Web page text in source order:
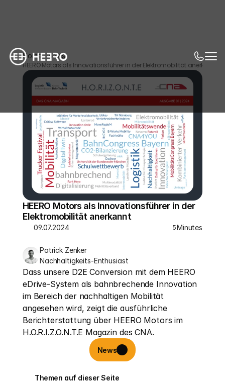
Home News
HEERO Motors als Innovationsführer in der Elektromobilität anerkannt
HEERO Motors als Innovationsführer in der
Elektromobilität anerkannt
09.07.2024 5Minutes
Patrick Zenker
Nachhaltigkeits-Enthusiast
Dass unsere D2E Conversion mit dem HEERO
eDrive-System als bahnbrechende Innovation
im Bereich der nachhaltigen Mobilität
angesehen wird, zeigt die ausführliche
Berichterstattung über HEERO Motors im
H.O.R.I.Z.O.N.T.E Magazin des CNA.
News
Themen auf dieser Seite